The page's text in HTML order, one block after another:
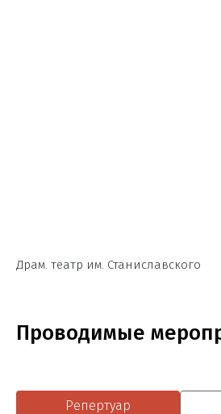
Драм. театр им. Станиславского
Проводимые
Репертуар